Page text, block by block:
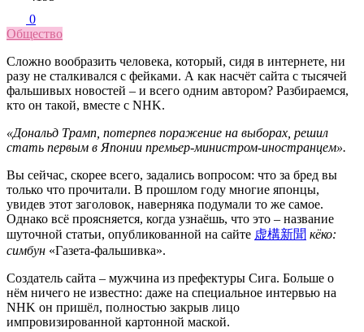
0
Общество
Сложно вообразить человека, который, сидя в интернете, ни
разу не сталкивался с фейками. А как насчёт сайта с тысячей
фальшивых новостей – и всего одним автором? Разбираемся,
кто он такой, вместе с NHK.
«Дональд Трамп, потерпев поражение на выборах, решил
стать первым в Японии премьер-министром-иностранцем».
Вы сейчас, скорее всего, задались вопросом: что за бред вы
только что прочитали. В прошлом году многие японцы,
увидев этот заголовок, наверняка подумали то же самое.
Однако всё проясняется, когда узнаёшь, что это – название
шуточной статьи, опубликованной на сайте 虚構新聞 кёко:
симбун «Газета-фальшивка».
Создатель сайта – мужчина из префектуры Сига. Больше о
нём ничего не известно: даже на специальное интервью на
NHK он пришёл, полностью закрыв лицо
импровизированной картонной маской.